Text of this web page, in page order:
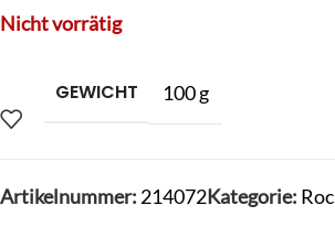
Nicht vorrätig
GEWICHT 100 g
Artikelnummer: 214072Kategorie: